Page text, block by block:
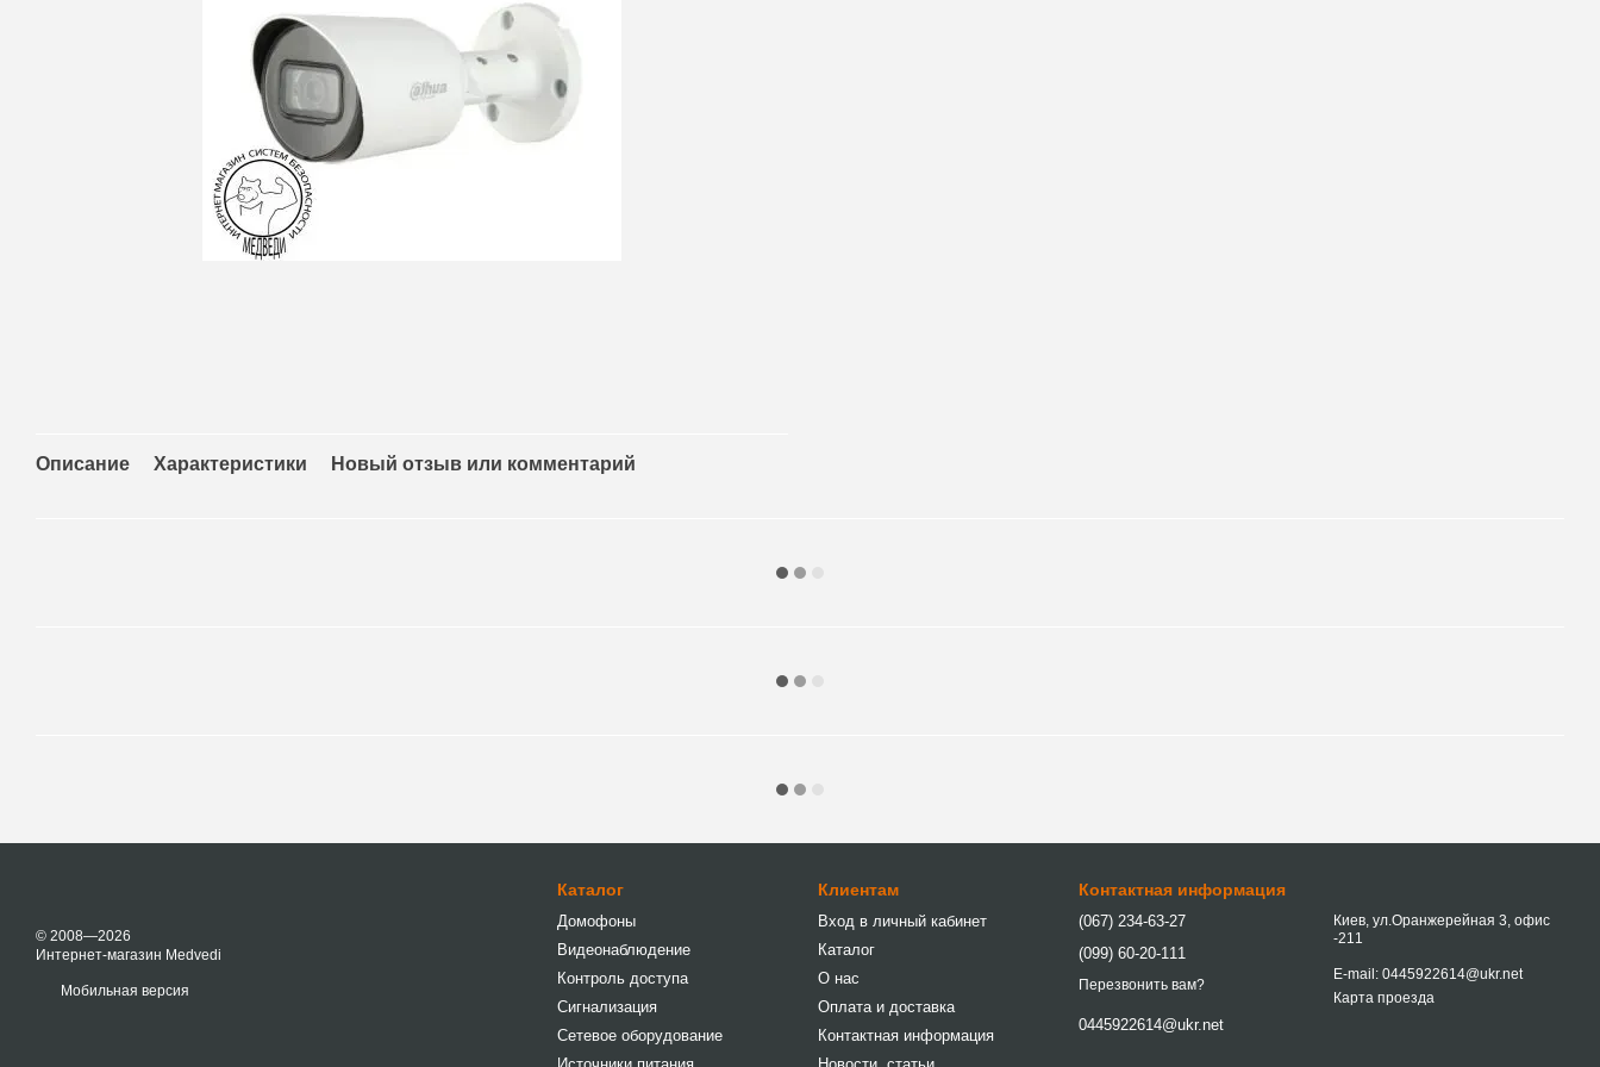
Описание Характеристики Новый отзыв или комментарий
© 2008—2026
Интернет-магазин Medvedi
Мобильная версия
Каталог
Домофоны
Видеонаблюдение
Контроль доступа
Сигнализация
Сетевое оборудование
Клиентам
Вход в личный кабинет
Каталог
О нас
Оплата и доставка
Контактная информация
Контактная информация
(067) 234-63-27
(099) 60-20-111
Перезвонить вам?
0445922614@ukr.net
Киев, ул.Оранжерейная 3, офис
-211
E-mail: 0445922614@ukr.net
Карта проезда